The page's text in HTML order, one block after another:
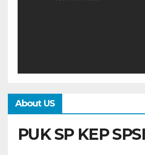
About US
PUK SP KEP SPSI